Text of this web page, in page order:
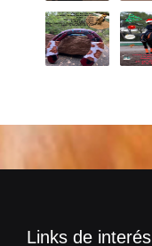
Links de interés